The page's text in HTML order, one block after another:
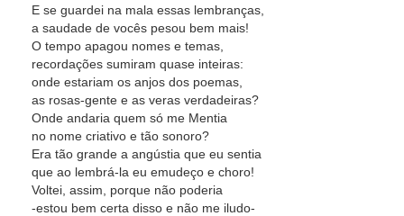
E se guardei na mala essas lembranças,
a saudade de vocês pesou bem mais!
O tempo apagou nomes e temas,
recordações sumiram quase inteiras:
onde estariam os anjos dos poemas,
as rosas-gente e as veras verdadeiras?
Onde andaria quem só me Mentia
no nome criativo e tão sonoro?
Era tão grande a angústia que eu sentia
que ao lembrá-la eu emudeço e choro!
Voltei, assim, porque não poderia
-estou bem certa disso e não me iludo-